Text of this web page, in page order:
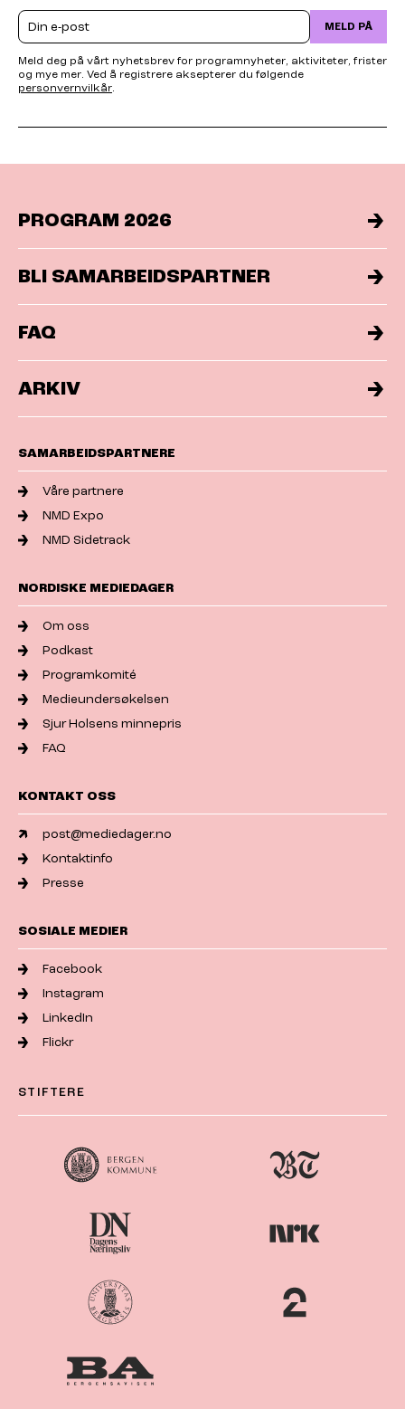
Email MELD PÅ
Meld deg på vårt nyhetsbrev for programnyheter, aktiviteter, frister
og mye mer. Ved å registrere aksepterer du følgende
personvernvilkår.
PROGRAM 2026
BLI SAMARBEIDSPARTNER
FAQ
ARKIV
SAMARBEIDSPARTNERE
Våre partnere
NMD Expo
NMD Sidetrack
NORDISKE MEDIEDAGER
Om oss
Podkast
Programkomité
Medieundersøkelsen
Sjur Holsens minnepris
FAQ
KONTAKT OSS
post@mediedager.no
Kontaktinfo
Presse
SOSIALE MEDIER
Facebook
Instagram
LinkedIn
Flickr
STIFTERE